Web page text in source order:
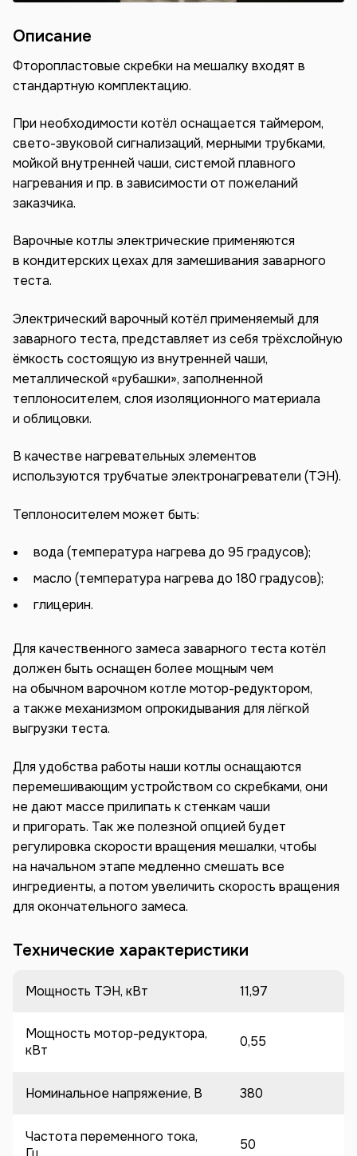
Описание
Фторопластовые скребки на мешалку входят в
стандартную комплектацию.
При необходимости котёл оснащается таймером,
свето-звуковой сигнализаций, мерными трубками,
мойкой внутренней чаши, системой плавного
нагревания и пр. в зависимости от пожеланий
заказчика.
Варочные котлы электрические применяются
в кондитерских цехах для замешивания заварного
теста.
Электрический варочный котёл применяемый для
заварного теста, представляет из себя трёхслойную
ёмкость состоящую из внутренней чаши,
металлической «рубашки», заполненной
теплоносителем, слоя изоляционного материала
и облицовки.
В качестве нагревательных элементов
используются трубчатые электронагреватели (ТЭН).
Теплоносителем может быть:
вода (температура нагрева до 95 градусов);
масло (температура нагрева до 180 градусов);
глицерин.
Для качественного замеса заварного теста котёл
должен быть оснащен более мощным чем
на обычном варочном котле мотор-редуктором,
а также механизмом опрокидывания для лёгкой
выгрузки теста.
Для удобства работы наши котлы оснащаются
перемешивающим устройством со скребками, они
не дают массе прилипать к стенкам чаши
и пригорать. Так же полезной опцией будет
регулировка скорости вращения мешалки, чтобы
на начальном этапе медленно смешать все
ингредиенты, а потом увеличить скорость вращения
для окончательного замеса.
Технические характеристики
Мощность ТЭН, кВт 11,97
Мощность мотор-редуктора,
кВт
0,55
Номинальное напряжение, В 380
Частота переменного тока,
50